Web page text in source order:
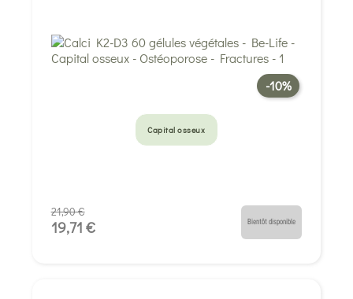
-10%
Capital osseux
21,90 €
19,71 € Bientôt disponible